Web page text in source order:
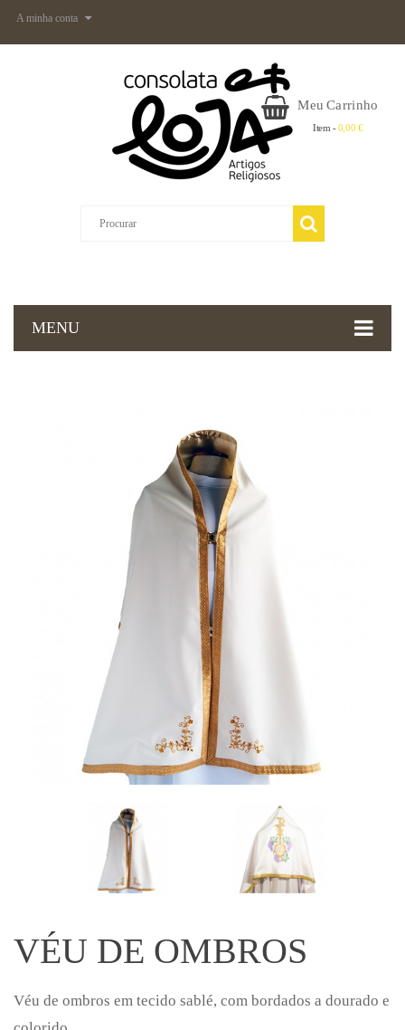
A minha conta
Meu Carrinho
Item - 0,00 €
MENU
VÉU DE OMBROS
Véu de ombros em tecido sablé, com bordados a dourado e